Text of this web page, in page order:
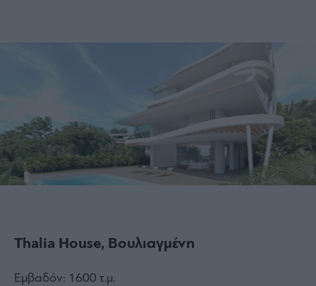
Thalia House, Βουλιαγμένη
Εμβαδόν: 1600 τ.μ.